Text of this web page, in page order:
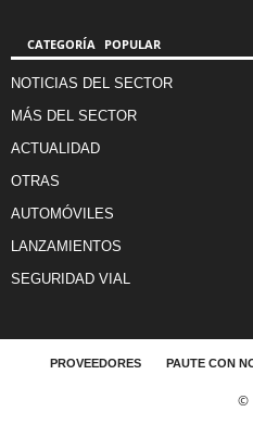
CATEGORÍA POPULAR
NOTICIAS DEL SECTOR
MÁS DEL SECTOR
ACTUALIDAD
OTRAS
AUTOMÓVILES
LANZAMIENTOS
SEGURIDAD VIAL
PROVEEDORES PAUTE CON
©